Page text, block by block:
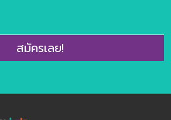
จัยเทรนด์และคอนเซ็ปต์แห่งอนาคตของ
ในการ สร้างคลังความรู้ที่สำคัญของ
สำหรับภาคธุรกิจไทย วิเคราะห์หา
คนรุ่นใหญ่ของไทยแบ่งตามกลุ่ม
Needs องค์ความรู้ เรื่องจุดเจ็บ
[…]
สมัครเลย!